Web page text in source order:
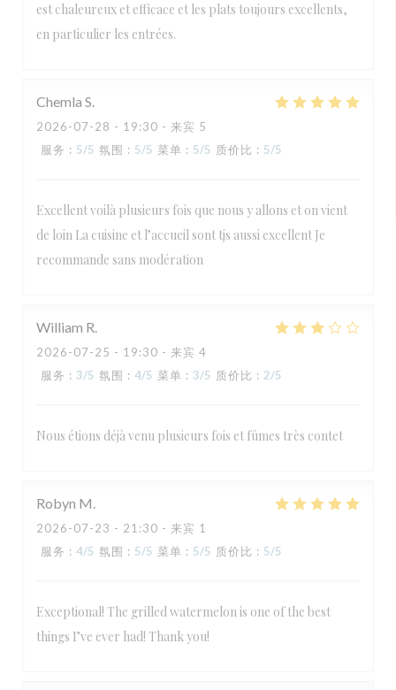
est chaleureux et efficace et les plats toujours excellents,
en particulier les entrées.
Chemla S
2026-07-28 - 19:30 - 来宾 5
服务 : 5/5 氛围 : 5/5 菜单 : 5/5 质价比 : 5/5
Excellent voilà plusieurs fois que nous y allons et on vient
de loin La cuisine et l’accueil sont tjs aussi excellent Je
recommande sans modération
William R
2026-07-25 - 19:30 - 来宾 4
服务 : 3/5 氛围 : 4/5 菜单 : 3/5 质价比 : 2/5
Nous étions déjà venu plusieurs fois et fûmes très contet
Robyn M
2026-07-23 - 21:30 - 来宾 1
服务 : 4/5 氛围 : 5/5 菜单 : 5/5 质价比 : 5/5
Exceptional! The grilled watermelon is one of the best
things I’ve ever had! Thank you!